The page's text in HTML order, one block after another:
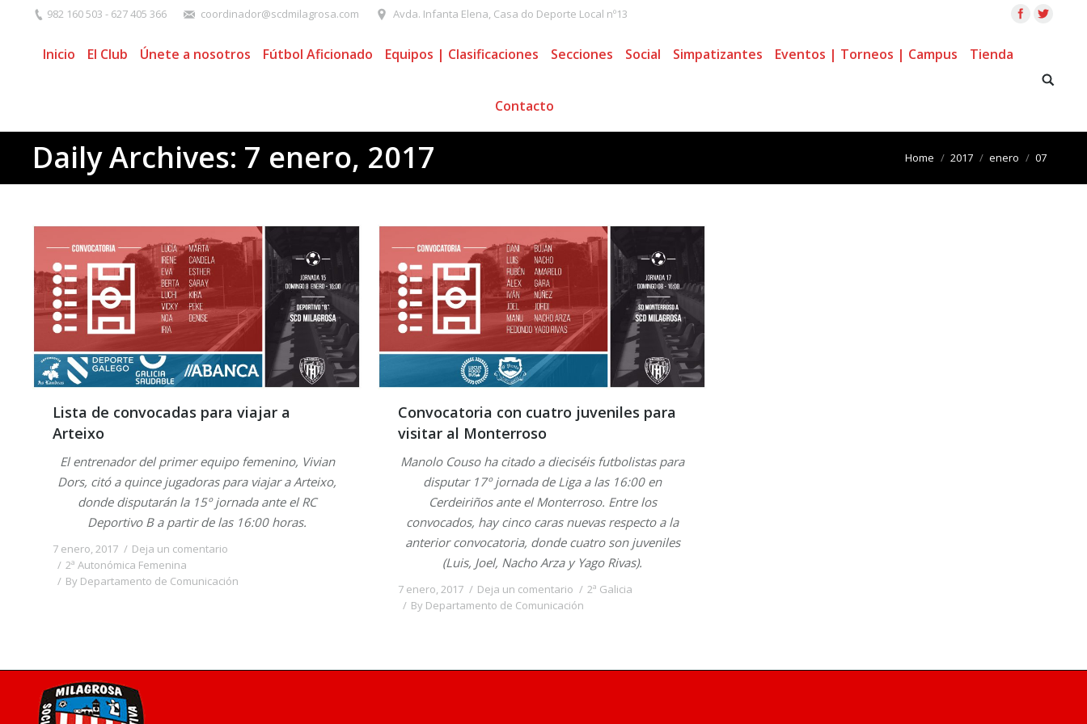
982 160 503 - 627 405 366 coordinador@scdmilagrosa.com Avda. Infanta Elena, Casa do Deporte Local nº13
Inicio El Club Únete a nosotros Fútbol Aficionado Equipos | Clasificaciones Secciones Social Simpatizantes Eventos | Torneos | Campus Tienda
Contacto
Daily Archives: 7 enero, 2017 Home 2017 enero 07
Lista de convocadas para viajar a
Arteixo
El entrenador del primer equipo femenino, Vivian
Dors, citó a quince jugadoras para viajar a Arteixo,
donde disputarán la 15º jornada ante el RC
Deportivo B a partir de las 16:00 horas.
7 enero, 2017
Deja un comentario
2ª Autonómica Femenina
By Departamento de Comunicación
Convocatoria con cuatro juveniles para
visitar al Monterroso
Manolo Couso ha citado a dieciséis futbolistas para
disputar 17º jornada de Liga a las 16:00 en
Cerdeiriños ante el Monterroso. Entre los
convocados, hay cinco caras nuevas respecto a la
anterior convocatoria, donde cuatro son juveniles
(Luis, Joel, Nacho Arza y Yago Rivas).
7 enero, 2017 Deja un comentario
2ª Galicia
By Departamento de Comunicación